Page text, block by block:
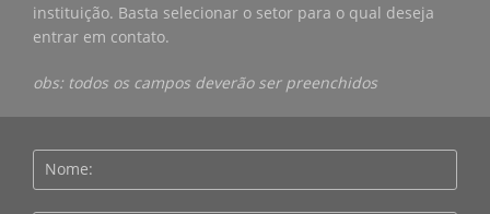
instituição. Basta selecionar o setor para o qual deseja
entrar em contato.
obs: todos os campos deverão ser preenchidos